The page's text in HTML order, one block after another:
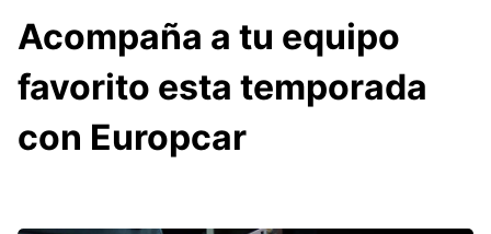
Acompaña a tu equipo
favorito esta temporada
con Europcar